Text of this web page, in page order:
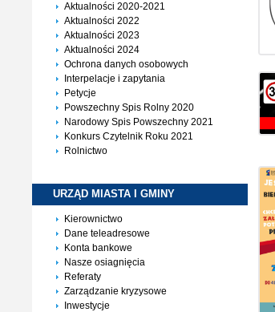
Aktualności 2020-2021
Aktualności 2022
Aktualności 2023
Aktualności 2024
Ochrona danych osobowych
Interpelacje i zapytania
Petycje
Powszechny Spis Rolny 2020
Narodowy Spis Powszechny 2021
Konkurs Czytelnik Roku 2021
Rolnictwo
URZĄD MIASTA I GMINY
Kierownictwo
Dane teleadresowe
Konta bankowe
Nasze osiagnięcia
Referaty
Zarządzanie kryzysowe
Inwestycje